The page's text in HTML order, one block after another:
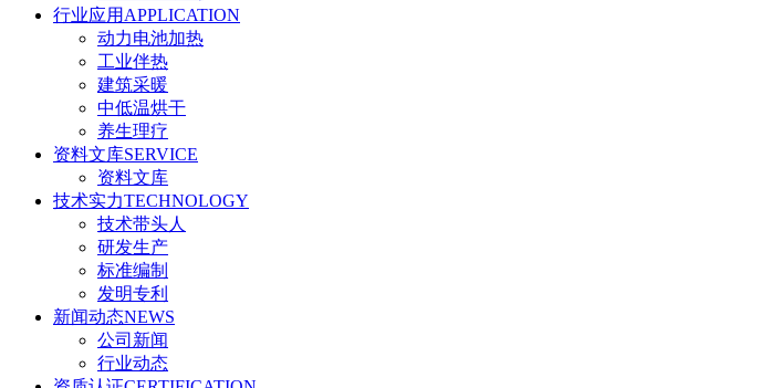
行业应用 APPLICATION
动力电池加热
工业伴热
建筑采暖
中低温烘干
养生理疗
资料文库SERVICE
资料文库
技术实力TECHNOLOGY
技术带头人
研发生产
标准编制
发明专利
新闻动态NEWS
公司新闻
行业动态